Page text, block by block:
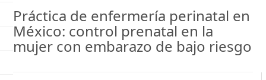
Práctica de enfermería perinatal en
México: control prenatal en la
mujer con embarazo de bajo riesgo